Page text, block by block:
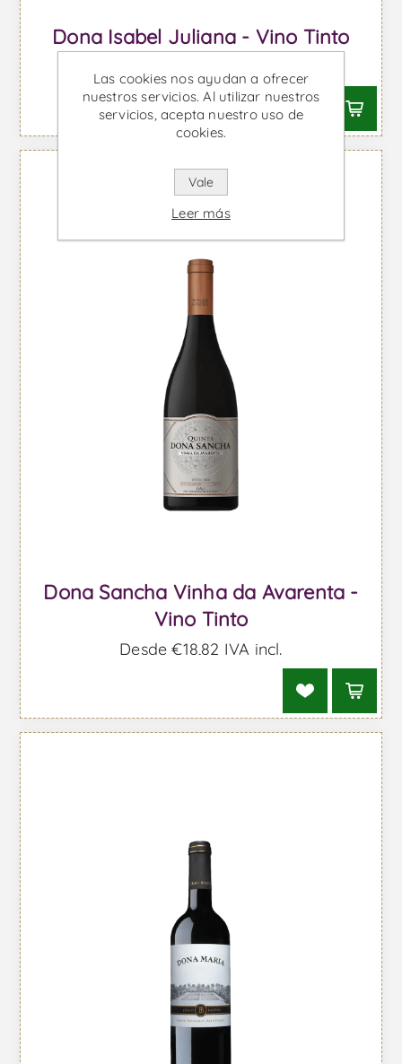
Dona Isabel Juliana - Vino Tinto
Dona Sancha Vinha da Avarenta -
Vino Tinto
Desde €18,82 IVA incl.
Las cookies nos ayudan a ofrecer
nuestros servicios. Al utilizar nuestros
servicios, acepta nuestro uso de
cookies.
Vale
Leer más